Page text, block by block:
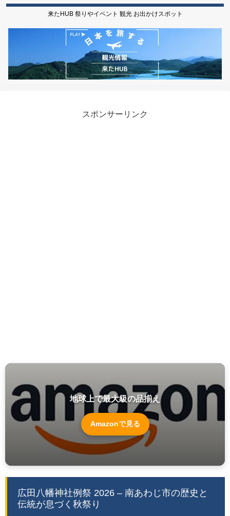
来たHUB 祭りやイベント 観光 お出かけスポット
スポンサーリンク
地球上で最大級の品揃え
Amazonで見る
広田八幡神社例祭 2026 – 南あわじ市の歴史と
伝統が息づく秋祭り